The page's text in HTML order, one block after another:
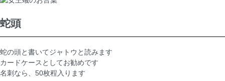
蛇頭
蛇の頭と書いてジャトウと読みます
カードケースとしてお勧めです
名刺なら、50枚程入ります